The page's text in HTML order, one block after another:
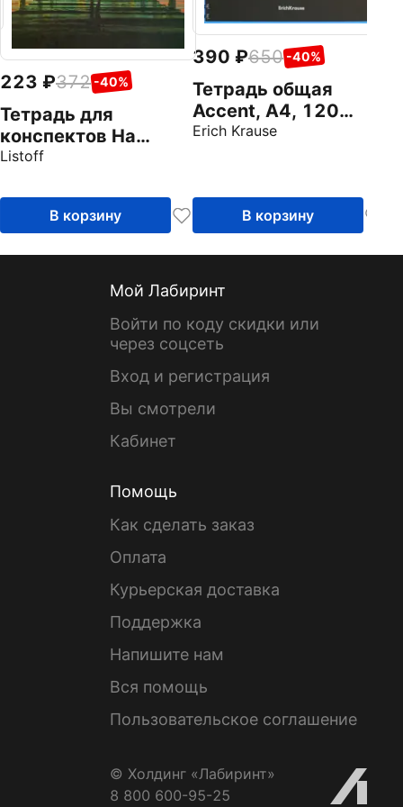
223 372 -40%
Тетрадь для
конспектов На
закате, 80 листов,
Listoff
В корзину
390 650 -40%
Тетрадь общая
Accent, А4, 120
листов, клетка, в
Erich Krause
В корзину
Мой Лабиринт
Войти по коду скидки или
через соцсеть
Вход и регистрация
Вы смотрели
Кабинет
Помощь
Как сделать заказ
Оплата
Курьерская доставка
Поддержка
Напишите нам
Вся помощь
Пользовательское соглашение
© Холдинг «Лабиринт»
8 800 600-95-25